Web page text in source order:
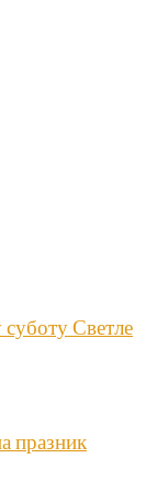
суботу Светле
празник